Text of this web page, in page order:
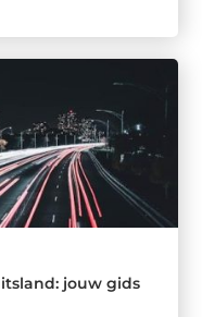
jouw gids